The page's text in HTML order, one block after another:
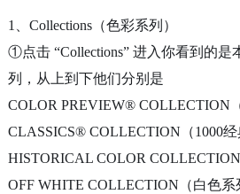
1、Collections（色彩系列）
①点击 “Collections” 进入你看到的是
列，从上到下他们分别是
COLOR PREVIEW® COLLECTION
CLASSICS® COLLECTION（1000经
HISTORICAL COLOR
OFF WHITE COLLECTION（白色系